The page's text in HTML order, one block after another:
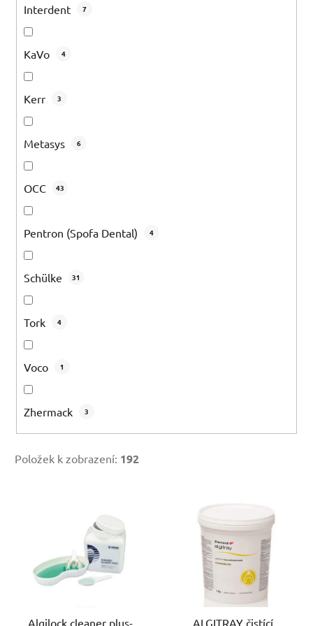
Interdent 7
KaVo 4
Kerr 3
Metasys 6
OCC 43
Pentron (Spofa Dental) 4
Schülke 31
Tork 4
Voco 1
Zhermack 3
Položek k zobrazení: 192
Algilock cleaner plus-
ALGITRAY čistící